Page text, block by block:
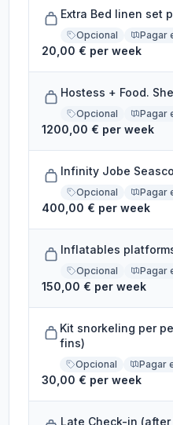
Extra Bed linen set
Opcional Pagar
20,00 € per week
Hostess + Food.
Opcional Pagar
1200,00 € per week
Infinity Jobe
Opcional Pagar
400,00 € per week
Inflatables
Opcional Pagar
150,00 € per week
Kit snorkeling per
fins)
Opcional Pagar
30,00 € per week
Late Check-in